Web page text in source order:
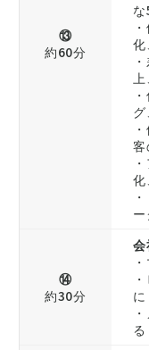
⑬
約60分
化
客
化
ー
⑭
約30分
会
に
る